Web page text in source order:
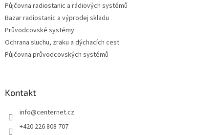
Půjčovna radiostanic a rádiových systémů
Bazar radiostanic a výprodej skladu
Průvodcovské systémy
Ochrana sluchu, zraku a dýchacích cest
Půjčovna průvodcovských systémů
Kontakt
info@centernet.cz
+420 226 808 707